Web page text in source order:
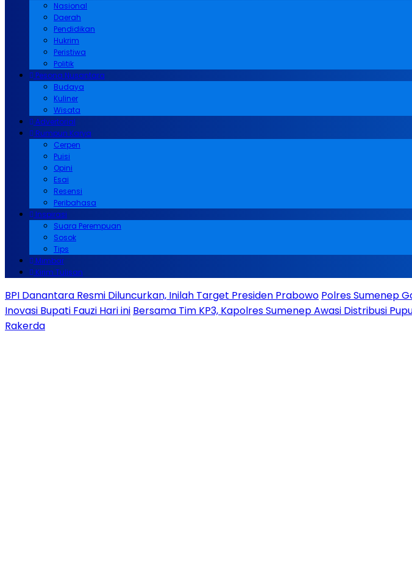
Nasional
Daerah
Pendidikan
Hukrim
Peristiwa
Politik
Pesona Nusantara
Budaya
Kuliner
Wisata
Advertorial
Rumpun Karya
Cerpen
Puisi
Opini
Esai
Resensi
Peribahasa
Inspirasi
Suara Perempuan
Sosok
Tips
Mimbar
Kirim Tulisan
BPI Danantara Resmi Diluncurkan, Inilah Target Presiden Prabowo Polres Sumenep
Inovasi Bupati Fauzi Hari ini Bersama Tim KP3, Kapolres Sumenep Awasi Distribusi
Rakerda